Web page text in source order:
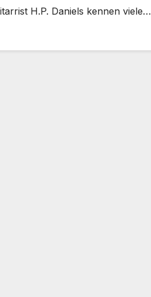
H.P. Daniels kennen viele…